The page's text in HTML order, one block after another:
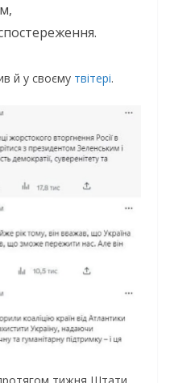
й у своєму твітері.